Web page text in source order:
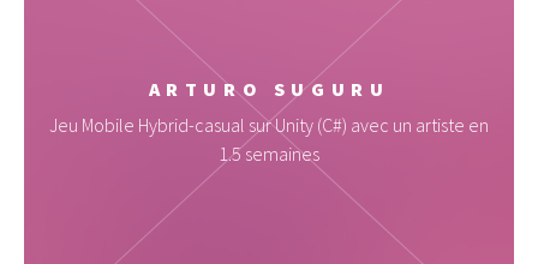
ARTURO SUGURU
Jeu Mobile Hybrid-casual sur Unity (C#) avec un artiste en
1.5 semaines